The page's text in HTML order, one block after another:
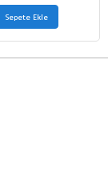
Sepete Ekle